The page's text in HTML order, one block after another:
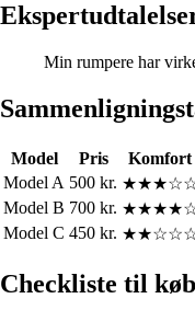
Min rumpere har
Model Pris Komfort
Model A 500 kr.
Model B 700 kr.
Model C 450 kr.
Checkliste til